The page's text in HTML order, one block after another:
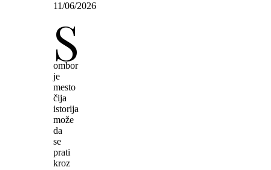
11/06/2026
S
ombor
je
mesto
čija
istorija
može
da
se
prati
kroz